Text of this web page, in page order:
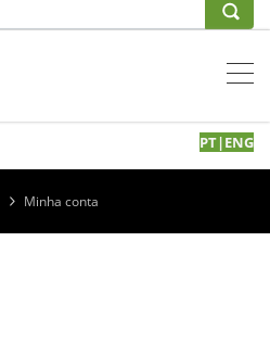
PT|ENG
Minha conta